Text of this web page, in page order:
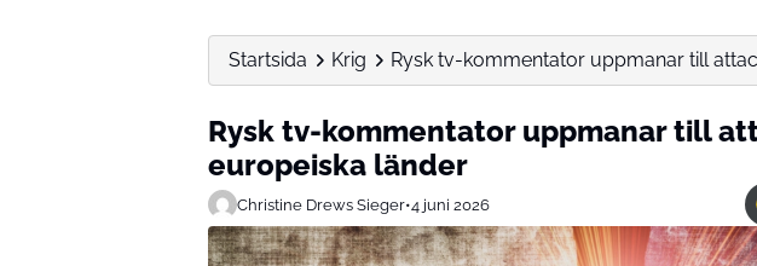
Startsida Krig Rysk tv-kommentator uppmanar till
Rysk tv-kommentator uppmanar till
europeiska länder
Christine Drews Sieger•4 juni 2026